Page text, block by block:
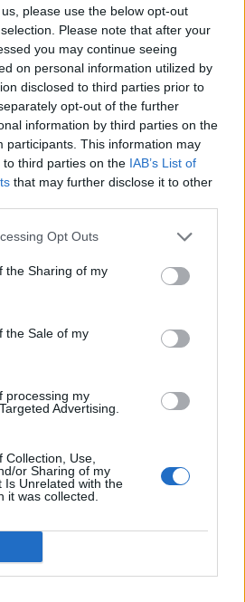
please use the below opt-out
Please note that after your
you may continue seeing
on personal information utilized by
disclosed to third parties prior to
opt-out of the further
information by third parties on the
participants. This information may
third parties on the IAB’s List of
that may further disclose it to other
Opt Outs
the Sharing of my
the Sale of my
processing my
Advertising.
Use,
or Sharing of my
Is Unrelated with the
it was collected.